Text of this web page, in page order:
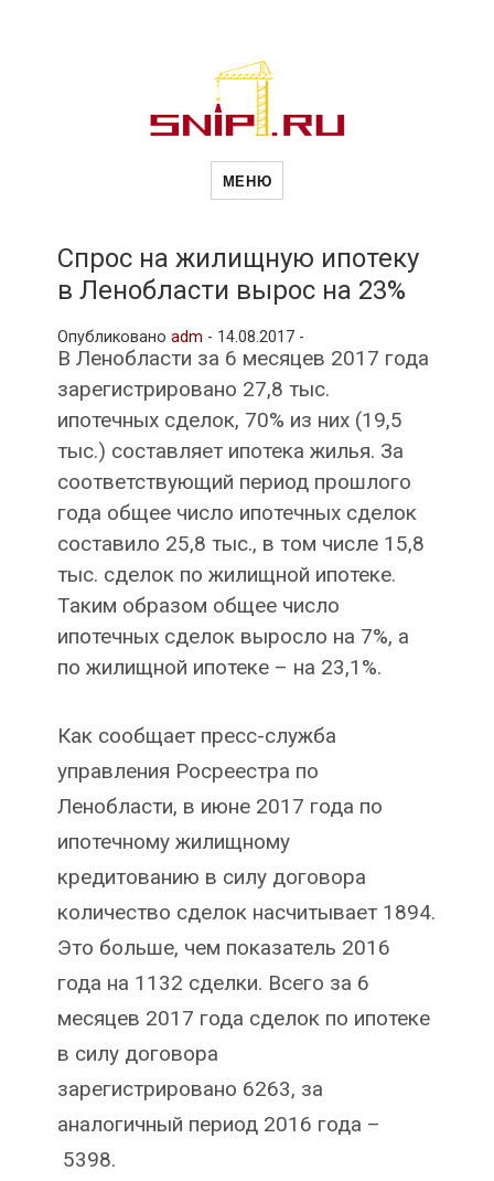
Новости
и
рубрики
МЕНЮ
Спрос на жилищную ипотеку
в Ленобласти вырос на 23%
Опубликовано adm - 14.08.2017 -
В Ленобласти за 6 месяцев 2017 года
зарегистрировано 27,8 тыс.
ипотечных сделок, 70% из них (19,5
тыс.) составляет ипотека жилья. За
соответствующий период прошлого
года общее число ипотечных сделок
составило 25,8 тыс., в том числе 15,8
тыс. сделок по жилищной ипотеке.
Таким образом общее число
ипотечных сделок выросло на 7%, а
по жилищной ипотеке – на 23,1%.
Как сообщает пресс-служба
управления Росреестра по
Ленобласти, в июне 2017 года по
ипотечному жилищному
кредитованию в силу договора
количество сделок насчитывает 1894.
Это больше, чем показатель 2016
года на 1132 сделки. Всего за 6
месяцев 2017 года сделок по ипотеке
в силу договора
зарегистрировано 6263, за
аналогичный период 2016 года –
5398.